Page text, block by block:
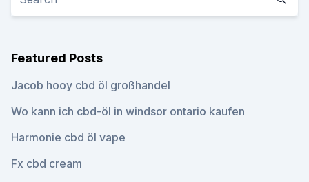
Featured Posts
Jacob hooy cbd öl großhandel
Wo kann ich cbd-öl in windsor ontario kaufen
Harmonie cbd öl vape
Fx cbd cream